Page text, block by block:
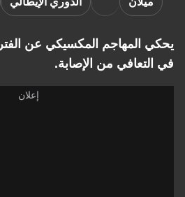
يحكي المهاجم المكسيكي عن
في التعافي من الإصابة.